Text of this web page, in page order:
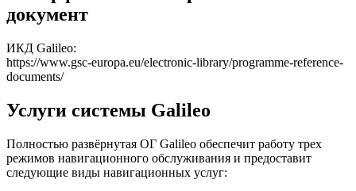
документ
ИКД Galileo:
https://www.gsc-europa.eu/electronic-library/programme-reference-
documents/
Услуги системы Galileo
Полностью развёрнутая ОГ Galileo обеспечит работу трех
режимов навигационного обслуживания и предоставит
следующие виды навигационных услуг: